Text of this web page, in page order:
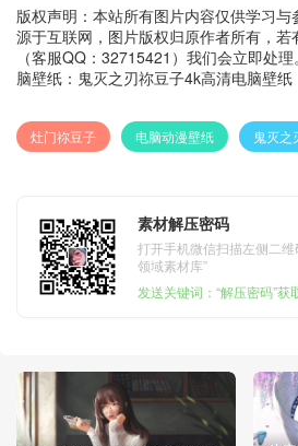
版权声明：本站所有图片内容仅供学习
源于互联网，图片版权归原作者所有，若
（客服QQ：32715421）我们会立即处理。
脑壁纸：鬼灭之刃祢豆子4k高清电脑壁纸
灶门祢豆子 电脑动漫壁纸 鬼灭之
素材解压密码
打开手机微信扫描左侧二
领域素材库”
发送关键词：“解压密码”获